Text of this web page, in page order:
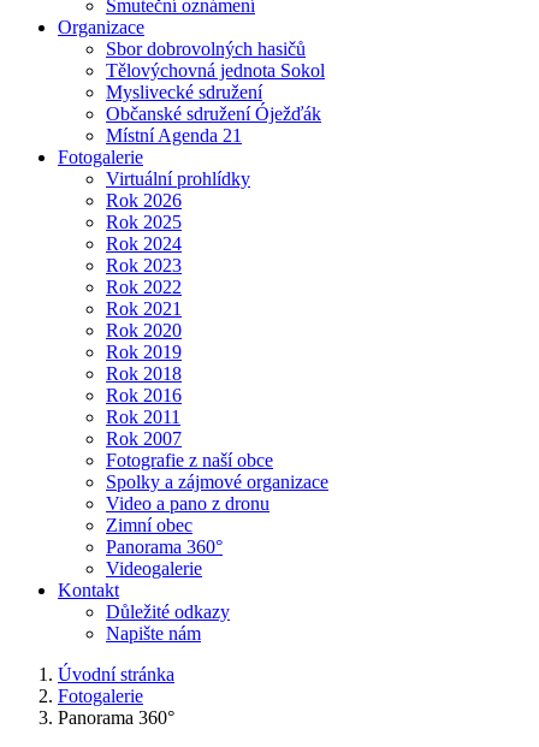
Smuteční oznámení
Organizace
Sbor dobrovolných hasičů
Tělovýchovná jednota Sokol
Myslivecké sdružení
Občanské sdružení Óježďák
Místní Agenda 21
Fotogalerie
Virtuální prohlídky
Rok 2026
Rok 2025
Rok 2024
Rok 2023
Rok 2022
Rok 2021
Rok 2020
Rok 2019
Rok 2018
Rok 2016
Rok 2011
Rok 2007
Fotografie z naší obce
Spolky a zájmové organizace
Video a pano z dronu
Zimní obec
Panorama 360°
Videogalerie
Kontakt
Důležité odkazy
Napište nám
Úvodní stránka
Fotogalerie
Panorama 360°